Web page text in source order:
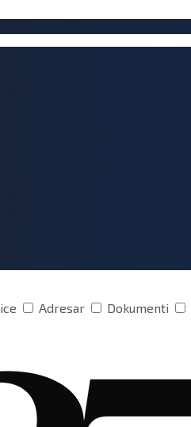
Adresar Dokumenti